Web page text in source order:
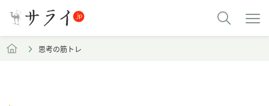
思考の筋トレ